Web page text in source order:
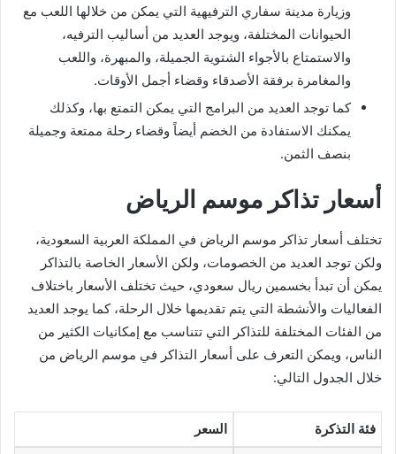
وزيارة مدينة سفاري الترفيهية التي يمكن من خلالها اللعب مع
الحيوانات المختلفة، ويوجد العديد من أساليب الترفيه،
والاستمتاع بالأجواء الشتوية الجميلة، والمبهرة، واللعب
والمغامرة برفقة الأصدقاء وقضاء أجمل الأوقات.
كما توجد العديد من البرامج التي يمكن التمتع بها، وكذلك
يمكنك الاستفادة من الخضم أيضاً وقضاء رحلة ممتعة وجميلة
بنصف الثمن.
أسعار تذاكر موسم الرياض
تختلف أسعار تذاكر موسم الرياض في المملكة العربية السعودية،
ولكن توجد العديد من الخصومات، ولكن الأسعار الخاصة بالتذاكر
يمكن أن تبدأ بخسمين ريال سعودي، حيث تختلف الأسعار باختلاف
الفعاليات والأنشطة التي يتم تقديمها خلال الرحلة، كما يوجد العديد
من الفئات المختلفة للتذاكر التي تتناسب مع إمكانيات الكثير من
الناس، ويمكن التعرف على أسعار التذاكر في موسم الرياض من
خلال الجدول التالي:
فئة التذكرة السعر